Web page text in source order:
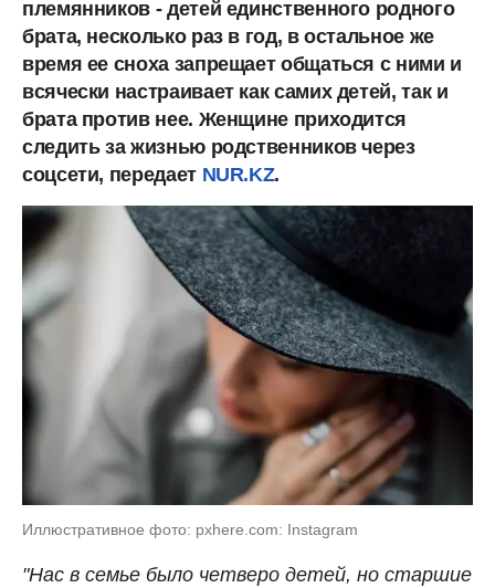
племянников - детей единственного родного
брата, несколько раз в год, в остальное же
время ее сноха запрещает общаться с ними и
всячески настраивает как самих детей, так и
брата против нее. Женщине приходится
следить за жизнью родственников через
соцсети, передает NUR.KZ.
Иллюстративное фото: pxhere.com: Instagram
"Нас в семье было четверо детей, но старшие